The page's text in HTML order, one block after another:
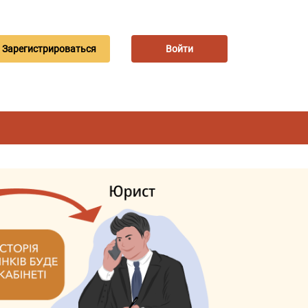
Зарегистрироваться Войти